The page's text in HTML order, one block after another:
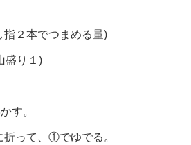
２本でつまめる量)
盛り１)
す。
って、①でゆでる。